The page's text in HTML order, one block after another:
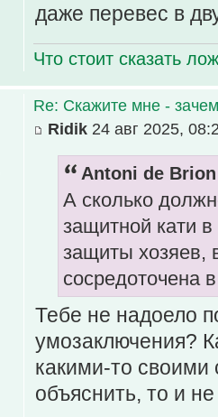
даже перевес в
Что стоит сказать
Re: Скажите мне -
Ridik 24 авг 2025,
Antoni de
А сколько
защитной кати
защиты хозяев,
сосредоточена
Тебе не надоело
умозаключения?
какими-то
объяснить, то и